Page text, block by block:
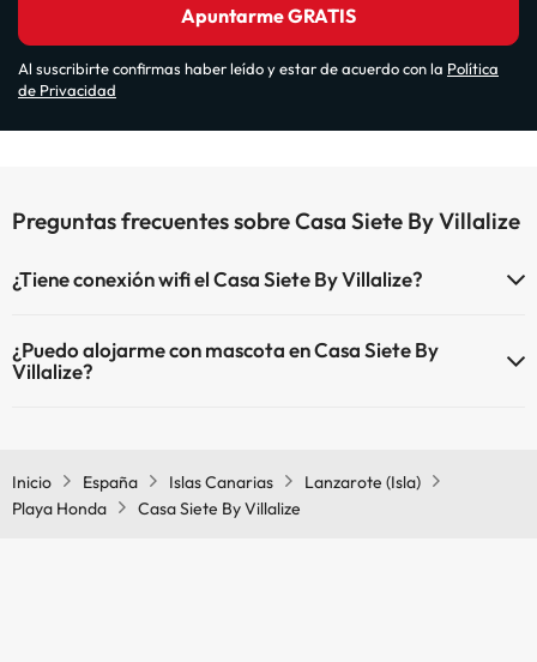
Apuntarme GRATIS
Al suscribirte confirmas haber leído y estar de acuerdo con la Política
de Privacidad
Preguntas frecuentes sobre Casa Siete By Villalize
¿Tiene conexión wifi el Casa Siete By Villalize?
¿Puedo alojarme con mascota en Casa Siete By
Villalize?
Inicio España Islas Canarias
Lanzarote (Isla)
Playa Honda
Casa Siete By Villalize